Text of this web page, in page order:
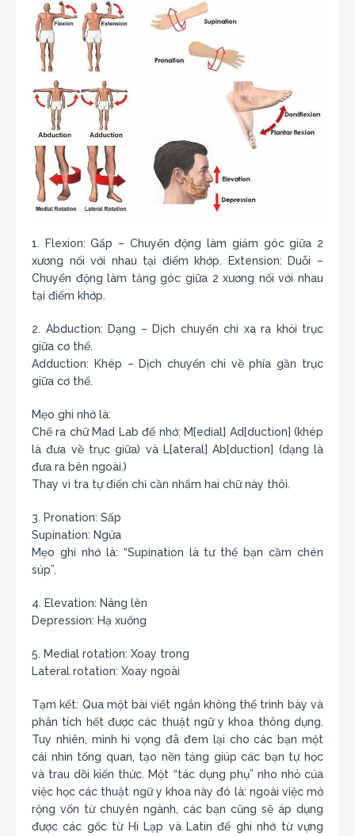
1. Flexion: Gấp – Chuyển động làm giảm góc giữa 2
xương nối với nhau tại điểm khớp. Extension: Duỗi –
Chuyển động làm tăng góc giữa 2 xương nối với nhau
tại điểm khớp.
2. Abduction: Dạng – Dịch chuyển chi xa ra khỏi trục
giữa cơ thể.
Adduction: Khép – Dịch chuyển chi về phía gần trục
giữa cơ thể.
Mẹo ghi nhớ là:
Chế ra chữ Mad Lab để nhớ: M[edial] Ad[duction] (khép
là đưa về trục giữa) và L[ateral] Ab[duction] (dạng là
đưa ra bên ngoài.)
Thay vì tra tự điển chỉ cần nhẩm hai chữ này thôi.
3. Pronation: Sấp
Supination: Ngửa
Mẹo ghi nhớ là: “Supination là tư thế bạn cầm chén
súp”.
4. Elevation: Nâng lên
Depression: Hạ xuống
5. Medial rotation: Xoay trong
Lateral rotation: Xoay ngoài
Tạm kết: Qua một bài viết ngắn không thể trình bày và
phân tích hết được các thuật ngữ y khoa thông dụng.
Tuy nhiên, mình hi vọng đã đem lại cho các bạn một
cái nhìn tổng quan, tạo nền tảng giúp các bạn tự học
và trau dồi kiến thức. Một “tác dụng phụ” nho nhỏ của
việc học các thuật ngữ y khoa này đó là: ngoài việc mở
rộng vốn từ chuyên ngành, các bạn cũng sẽ áp dụng
được các gốc từ Hi Lạp và Latin để ghi nhớ từ vựng